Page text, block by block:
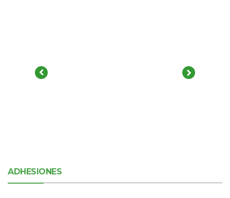
ADHESIONES